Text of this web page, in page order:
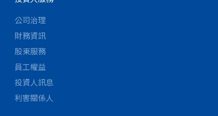
公司治理
財務資訊
股東服務
員工權益
投資人訊息
利害關係人